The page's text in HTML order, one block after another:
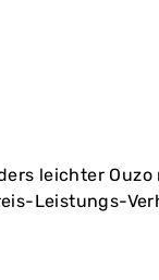
leichter
Leistungs-